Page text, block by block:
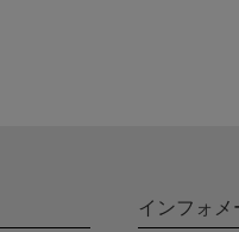
インフォメ